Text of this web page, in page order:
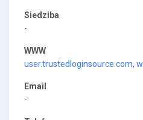
Siedziba
-
WWW
user.trustedloginsource.com,
Email
-